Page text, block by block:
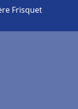
Frisquet